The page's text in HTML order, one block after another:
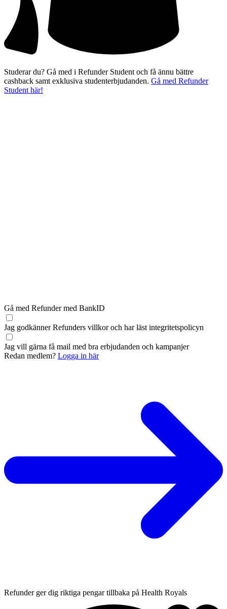
Studerar du? Gå med i Refunder Student och få ännu bättre
cashback samt exklusiva studenterbjudanden. Gå med Refunder
Student här!
Gå med Refunder med BankID
Jag godkänner Refunders villkoroch har läst integritetspolicyn
Jag vill gärna få mail med bra erbjudanden och kampanjer
Redan medlem? Logga in här
Refunder ger dig riktiga pengar tillbaka på Health Royals